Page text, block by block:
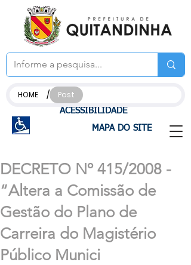
ACESSIBILIDADE
MAPA DO SITE
HOME / Post
DECRETO Nº 415/2008 -
“Altera a Comissão de
Gestão do Plano de
Carreira do Magistério
Público Munici